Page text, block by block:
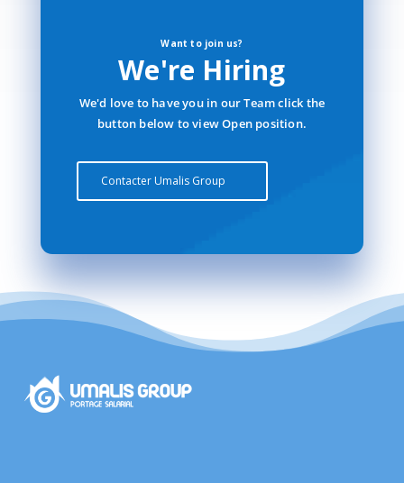
Want to join us?
We're Hiring
We'd love to have you in our Team click the
button below to view Open position.
Contacter Umalis Group